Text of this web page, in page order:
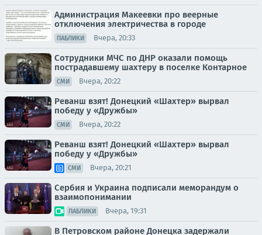
Администрация Макеевки про веерные
отключения электричества в городе
ПАБЛИКИ Вчера, 20:33
Сотрудники МЧС по ДНР оказали помощь
пострадавшему шахтеру в поселке Контарное
СМИ Вчера, 20:22
Реванш взят! Донецкий «Шахтер» вырвал
победу у «Дружбы»
СМИ Вчера, 20:22
Реванш взят! Донецкий «Шахтер» вырвал
победу у «Дружбы»
СМИ Вчера, 20:21
Сербия и Украина подписали меморандум о
взаимопонимании
ПАБЛИКИ Вчера, 19:31
В Петровском районе Донецка задержали